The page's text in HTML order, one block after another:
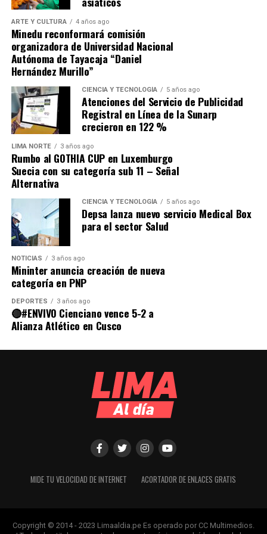
presiones por el mayor gasto corriente. Para la firma,
«hay que abordarlas de manera significativa para
evitar que haya un deterioro importante de las
finanzas públicas»en la próxima década.
Comparte esto:
ARTE Y CULTURA 4 años ago
Minedu reconformará comisión
organizadora de Universidad Nacional
Autónoma de Tayacaja “Daniel
Hernández Murillo”
CIENCIA Y TECNOLOGÍA 5 años ago
Atenciones del Servicio de Publicidad
Registral en Línea de la Sunarp
crecieron en 122 %
LIMA NORTE 3 años ago
Rumbo al GOTHIA CUP en Luxemburgo
Suecia con su categoría sub 11 – Señal
Alternativa
CIENCIA Y TECNOLOGÍA 5 años ago
Depsa lanza nuevo servicio Medical Box
para el sector Salud
NOTICIAS 3 años ago
Mininter anuncia creación de nueva
categoría en PNP
DEPORTES 3 años ago
🔴#ENVIVO Cienciano vence 5-2 a
Alianza Atlético en Cusco
MIDE TU VELOCIDAD DE INTERNET ACORTADOR DE ENLACES GRATIS
Copyright © 2014 - 2023 Limaaldia.pe Es operado por CC Multimedios.